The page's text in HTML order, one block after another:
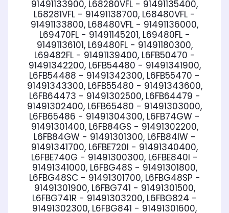
91491133900, L68280VFL - 91491135400,
L68281VFL - 91491138700, L68480VFL -
91491133800, L68480VFL - 91491136000,
L69470FL - 91491145201, L69480FL -
91491136101, L69480FL - 91491180300,
L69482FL - 91491139400, L6FB50470 -
91491342200, L6FB54480 - 91491341900,
L6FB54488 - 91491342300, L6FB55470 -
91491343300, L6FB55480 - 91491343600,
L6FB64473 - 91491302500, L6FB64479 -
91491302400, L6FB65480 - 91491303000,
L6FB65486 - 91491304300, L6FB74GW -
91491301400, L6FB84GS - 91491302200,
L6FB84GW - 91491301300, L6FB84IW -
91491341700, L6FBE720I - 91491340400,
L6FBE740G - 91491300300, L6FBE840I -
91491341000, L6FBG48S - 91491301800,
L6FBG48SC - 91491301700, L6FBG48SP -
91491301900, L6FBG741 - 91491301500,
L6FBG741R - 91491303200, L6FBG824 -
91491302300, L6FBG841 - 91491301600,